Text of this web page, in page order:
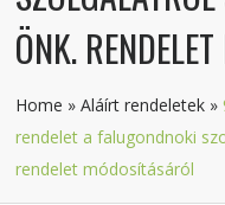
ÖNK.
Home »Aláírt rendeletek »
rendelet a falugondnoki
rendelet módosításáról